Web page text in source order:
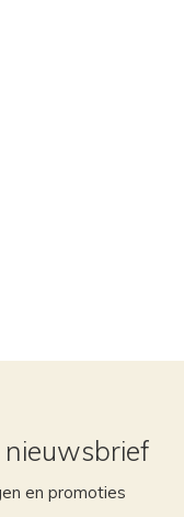
nieuwsbrief
en promoties